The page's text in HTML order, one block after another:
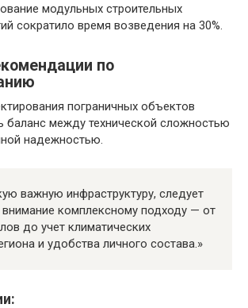
модульных строительных
сократило время возведения на 30%.
по
пограничных объектов
баланс между технической сложностью
надежностью.
важную инфраструктуру, следует
комплексному подходу — от
до учет климатических
и удобства личного состава.»